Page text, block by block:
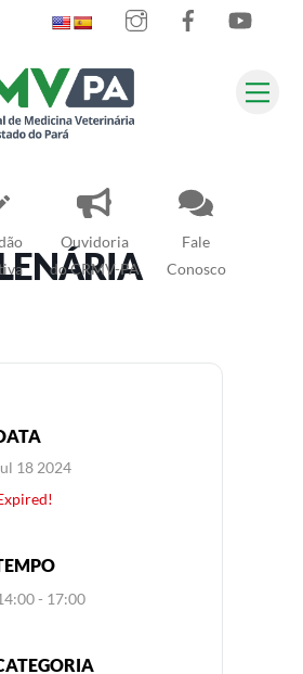
Ouvidoria
do CRMV-PA
Fale
Conosco
InstagramFacebook
18 2024
- 17:00